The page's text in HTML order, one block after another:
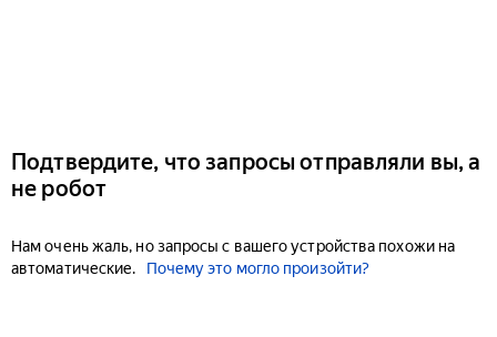
Подтвердите, что запросы отправляли вы, а
не робот
Нам очень жаль, но запросы с вашего устройства похожи на
автоматические.
Почему это могло произойти?